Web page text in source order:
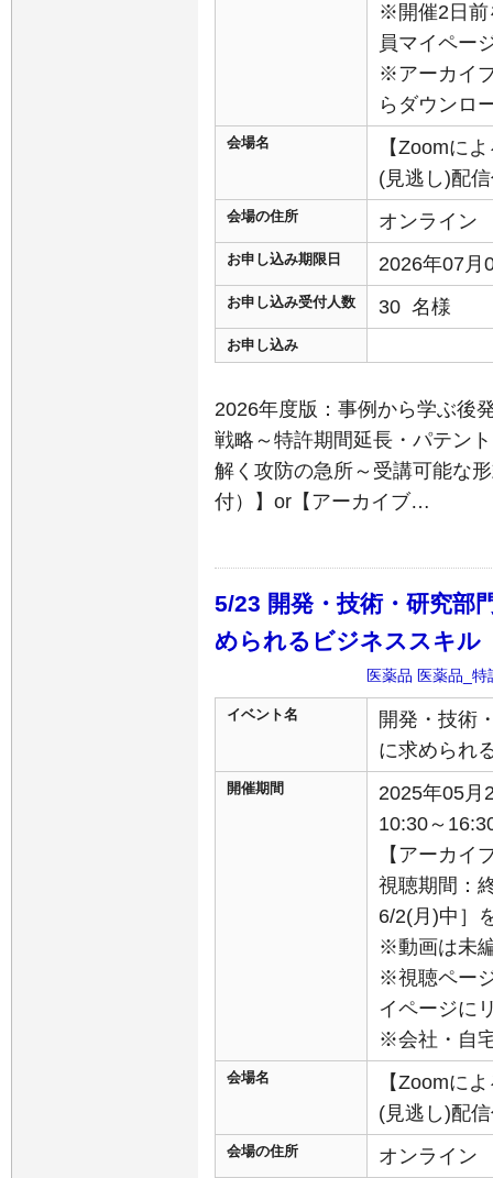
※開催2日前
員マイペー
※アーカイ
らダウンロ
会場名
【Zoomに
(見逃し)配
会場の住所 オンライン
お申し込み期限日 2026年07月
お申し込み受付人数 30 名様
お申し込み
2026年度版：事例から学ぶ後
戦略～特許期間延長・パテン
解く攻防の急所～受講可能な
付）】or【アーカイブ…
5/23 開発・技術・研究部
められるビジネススキル
医薬品 医薬品_
イベント名
開発・技術
に求められ
開催期間
2025年05月
10:30～
【アーカイ
視聴期間：
6/2(月)中］
※動画は未
※視聴ペー
イページに
※会社・自
会場名
【Zoomに
(見逃し)配
会場の住所 オンライン